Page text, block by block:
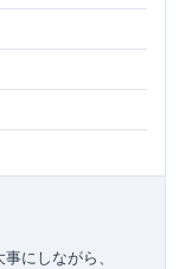
にしながら、